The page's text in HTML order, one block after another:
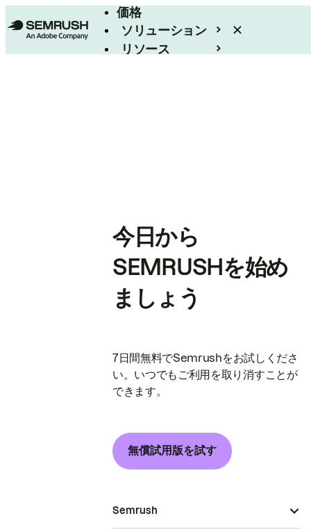
価格
ソリューション
リソース
今日から
SEMRUSHを始め
ましょう
7日間無料でSemrushをお試しくださ
い。いつでもご利用を取り消すことが
できます。
無償試用版を試す
Semrush